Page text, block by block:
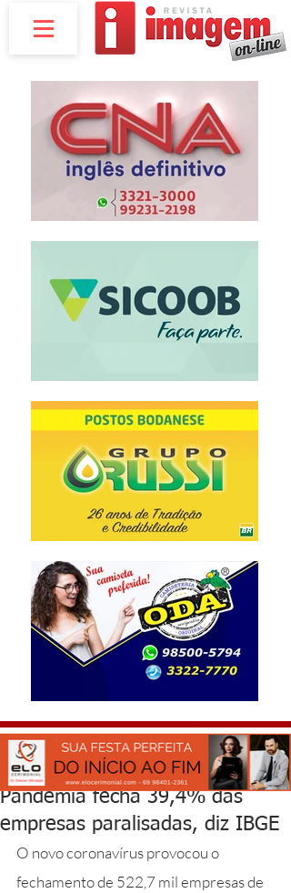
Pandemia fecha 39,4% das
empresas paralisadas, diz IBGE
O novo coronavírus provocou o
fechamento de 522,7 mil empresas de